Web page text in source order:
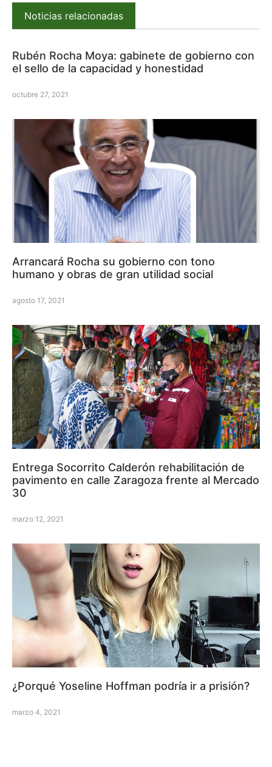
Noticias relacionadas
Rubén Rocha Moya: gabinete de gobierno con
el sello de la capacidad y honestidad
octubre 27, 2021
Arrancará Rocha su gobierno con tono
humano y obras de gran utilidad social
agosto 17, 2021
Entrega Socorrito Calderón rehabilitación de
pavimento en calle Zaragoza frente al Mercado
30
marzo 12, 2021
¿Porqué Yoseline Hoffman podría ir a prisión?
marzo 4, 2021